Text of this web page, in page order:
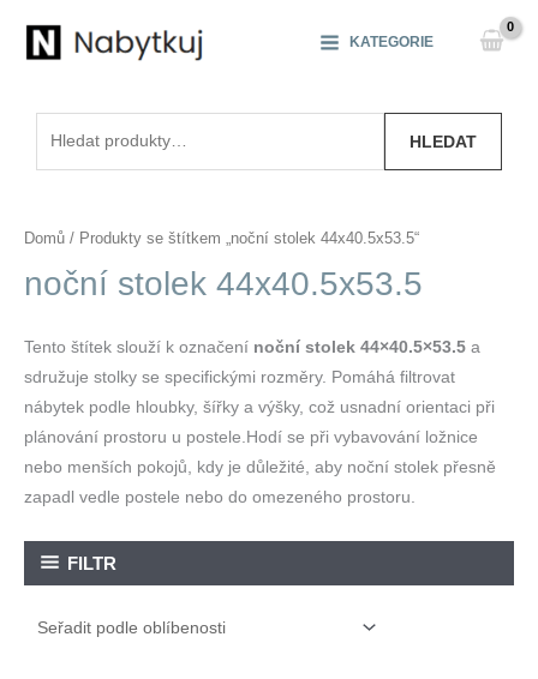
KATEGORIE
HLEDAT
Domů / Produkty se štítkem „noční stolek 44x40.5x53.5“
noční stolek 44x40.5x53.5
Tento štítek slouží k označení noční stolek 44×40.5×53.5 a
sdružuje stolky se specifickými rozměry. Pomáhá filtrovat
nábytek podle hloubky, šířky a výšky, což usnadní orientaci při
plánování prostoru u postele.Hodí se při vybavování ložnice
nebo menších pokojů, kdy je důležité, aby noční stolek přesně
zapadl vedle postele nebo do omezeného prostoru.
FILTR